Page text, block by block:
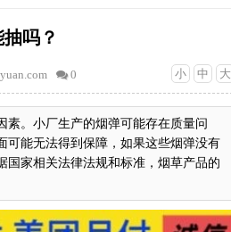
吗？
小 中 大
0
素。小厂生产的烟弹可能存在质量问
可能无法得到保障，如果这些烟弹没有
国家相关法律法规和标准，烟草产品的